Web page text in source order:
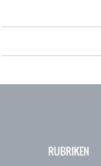
RUBRIKEN